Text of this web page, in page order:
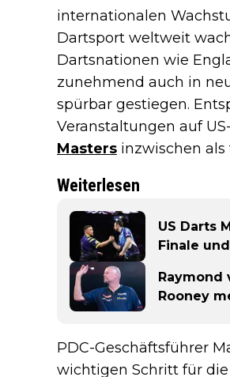
internationalen
Dartsport weltweit
Dartsnationen wie
zunehmend auch in
spürbar gestiegen.
Veranstaltungen auf
Masters inzwischen
Weiterlesen
US Darts
Finale
Raymond
Rooney
PDC-Geschäftsführer
wichtigen Schritt für